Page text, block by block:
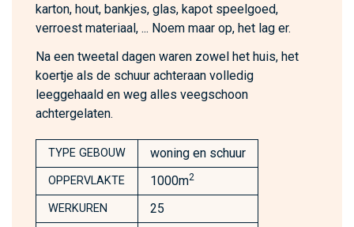
karton, hout, bankjes, glas, kapot speelgoed,
verroest materiaal, ... Noem maar op, het lag er.
Na een tweetal dagen waren zowel het huis, het
koertje als de schuur achteraan volledig
leeggehaald en weg alles veegschoon
achtergelaten.
TYPE GEBOUW woning en schuur
OPPERVLAKTE 1000m2
WERKUREN 25